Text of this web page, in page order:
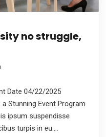
no struggle,
Date 04/22/2025
Stunning Event Program
ipsum suspendisse
turpis in eu....